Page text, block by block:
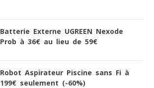
Batterie Externe UGREEN Nexode
Prob à 36€ au lieu de 59€
Robot Aspirateur Piscine sans Fi à
199€ seulement (-60%)